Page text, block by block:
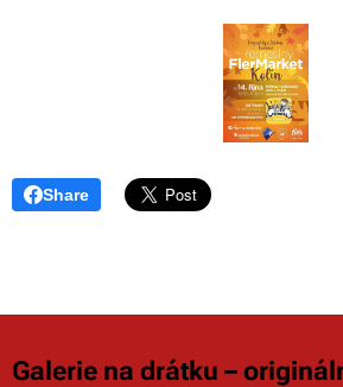
Share
Galerie na drátku –